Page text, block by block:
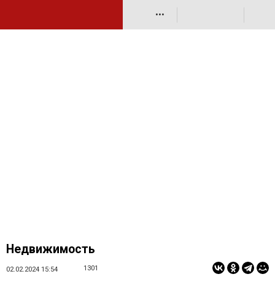
•••
Недвижимость
02.02.2024 15:54 1301